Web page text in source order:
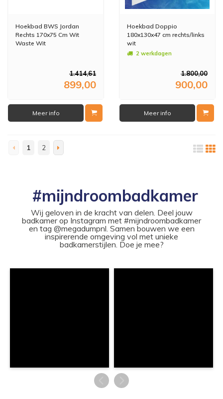
Hoekbad BWS Jordan
Rechts 170x75 Cm Wit
Waste Wit
1.414,61
899,00
Meer info
Hoekbad Doppio
180x130x47 cm rechts/links
wit
2 werkdagen
1.800,00
900,00
Meer info
1 2
#mijndroombadkamer
Wij geloven in de kracht van delen. Deel jouw
badkamer op Instagram met #mijndroombadkamer
en tag @megadumpnl. Samen bouwen we een
inspirerende omgeving vol met unieke
badkamerstijlen. Doe je mee?